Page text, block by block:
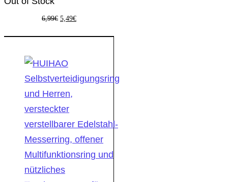
6,99€ 5,49€